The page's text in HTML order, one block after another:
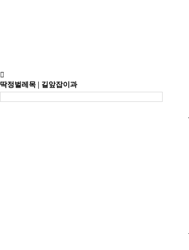
딱정벌레목 | 길앞잡이과